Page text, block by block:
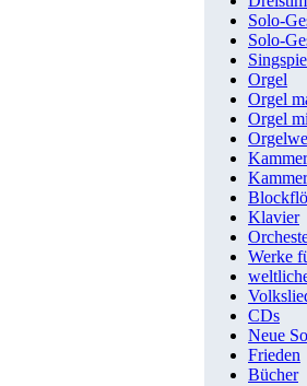
Solo-
Solo-
Orgel
Orgel
Orgel
Klavier
Werke
CDs
Neue
Frieden
Bücher